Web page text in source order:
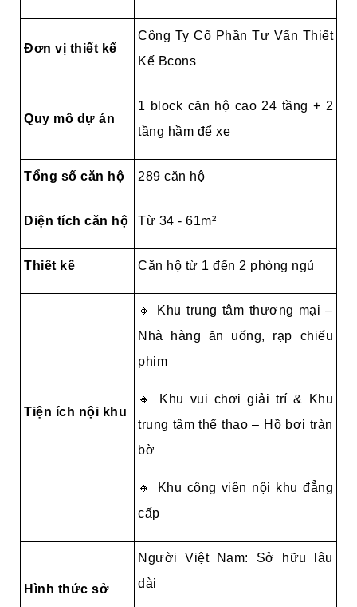
Đơn vị thiết kế
Công Ty Cổ Phần Tư Vấn Thiết
Kế Bcons
Quy mô dự án
1 block căn hộ cao 24 tầng + 2
tầng hầm để xe
Tổng số căn hộ 289 căn hộ
Diện tích căn hộ Từ 34 - 61m²
Thiết kế Căn hộ từ 1 đến 2 phòng ngủ
Tiện ích nội khu
🔸 Khu trung tâm thương mại –
Nhà hàng ăn uống, rạp chiếu
phim
🔸 Khu vui chơi giải trí & Khu
trung tâm thể thao – Hồ bơi tràn
bờ
🔸 Khu công viên nội khu đẳng
cấp
Hình thức sở
Người Việt Nam: Sở hữu lâu
dài